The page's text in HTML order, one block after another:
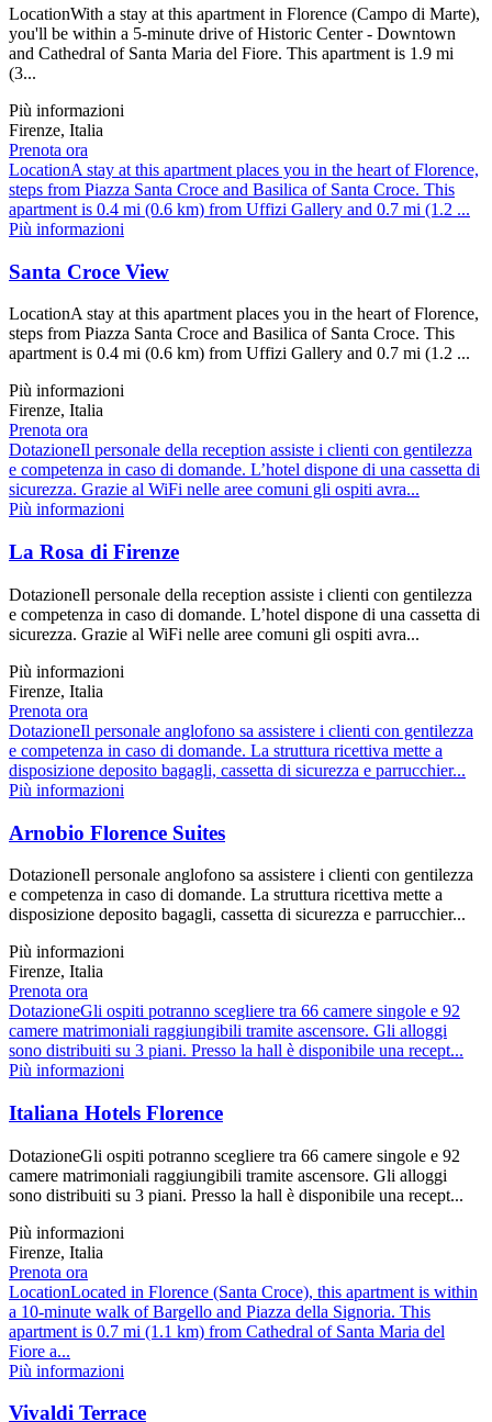
LocationWith a stay at this apartment in Florence (Campo di Marte),
you'll be within a 5-minute drive of Historic Center - Downtown
and Cathedral of Santa Maria del Fiore. This apartment is 1.9 mi
(3...
Più informazioni
Firenze, Italia
Prenota ora
LocationA stay at this apartment places you in the heart of Florence,
steps from Piazza Santa Croce and Basilica of Santa Croce. This
apartment is 0.4 mi (0.6 km) from Uffizi Gallery and 0.7 mi (1.2 ...
Più informazioni
Santa Croce View
LocationA stay at this apartment places you in the heart of Florence,
steps from Piazza Santa Croce and Basilica of Santa Croce. This
apartment is 0.4 mi (0.6 km) from Uffizi Gallery and 0.7 mi (1.2 ...
Più informazioni
Firenze, Italia
Prenota ora
DotazioneIl personale della reception assiste i clienti con gentilezza
e competenza in caso di domande. L’hotel dispone di una cassetta di
sicurezza. Grazie al WiFi nelle aree comuni gli ospiti avra...
Più informazioni
La Rosa di Firenze
DotazioneIl personale della reception assiste i clienti con gentilezza
e competenza in caso di domande. L’hotel dispone di una cassetta di
sicurezza. Grazie al WiFi nelle aree comuni gli ospiti avra...
Più informazioni
Firenze, Italia
Prenota ora
DotazioneIl personale anglofono sa assistere i clienti con gentilezza
e competenza in caso di domande. La struttura ricettiva mette a
disposizione deposito bagagli, cassetta di sicurezza e parrucchier...
Più informazioni
Arnobio Florence Suites
DotazioneIl personale anglofono sa assistere i clienti con gentilezza
e competenza in caso di domande. La struttura ricettiva mette a
disposizione deposito bagagli, cassetta di sicurezza e parrucchier...
Più informazioni
Firenze, Italia
Prenota ora
DotazioneGli ospiti potranno scegliere tra 66 camere singole e 92
camere matrimoniali raggiungibili tramite ascensore. Gli alloggi
sono distribuiti su 3 piani. Presso la hall è disponibile una recept...
Più informazioni
Italiana Hotels Florence
DotazioneGli ospiti potranno scegliere tra 66 camere singole e 92
camere matrimoniali raggiungibili tramite ascensore. Gli alloggi
sono distribuiti su 3 piani. Presso la hall è disponibile una recept...
Più informazioni
Firenze, Italia
Prenota ora
LocationLocated in Florence (Santa Croce), this apartment is within
a 10-minute walk of Bargello and Piazza della Signoria. This
apartment is 0.7 mi (1.1 km) from Cathedral of Santa Maria del
Fiore a...
Più informazioni
Vivaldi Terrace